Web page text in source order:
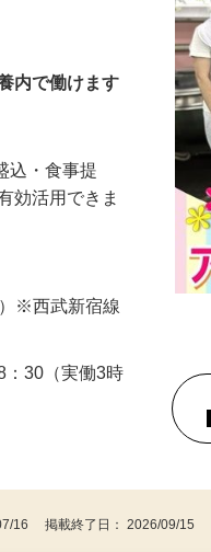
内で働けます
込・食事提
効活用できま
）※西武新宿線
：30（実働3時